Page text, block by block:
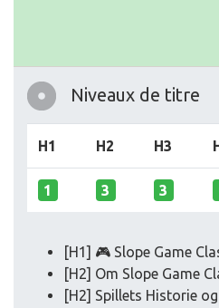
Niveaux de titre
H1 H2 H3
1 3 3
[H1] 🎮 Slope Game
[H2] Om Slope Game
[H2] Spillets Historie